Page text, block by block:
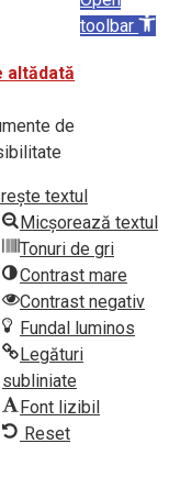
altădată
toolbar
de
textul
Micșorează textul
Tonuri de gri
Contrast mare
Contrast negativ
Fundal luminos
Legături
subliniate
Font lizibil
Reset